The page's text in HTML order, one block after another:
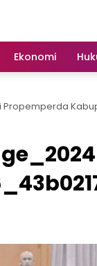
Ekonomi
Propemperda